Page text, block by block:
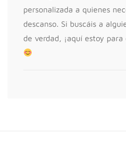
personalizada a quienes
descanso. Si buscáis a
de verdad, ¡aquí estoy